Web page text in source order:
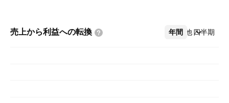
売上から利益への転換 年間 四半期
その他